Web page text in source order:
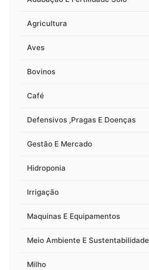
Agricultura
Aves
Bovinos
Café
Defensivos ,Pragas E Doenças
Gestão E Mercado
Hidroponia
Irrigação
Maquinas E Equipamentos
Meio Ambiente E Sustentabilidade
Milho